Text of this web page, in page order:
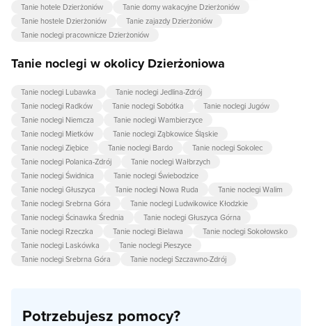
Tanie hotele Dzierżoniów
Tanie domy wakacyjne Dzierżoniów
Tanie hostele Dzierżoniów
Tanie zajazdy Dzierżoniów
Tanie noclegi pracownicze Dzierżoniów
Tanie noclegi w okolicy Dzierżoniowa
Tanie noclegi Lubawka
Tanie noclegi Jedlina-Zdrój
Tanie noclegi Radków
Tanie noclegi Sobótka
Tanie noclegi Jugów
Tanie noclegi Niemcza
Tanie noclegi Wambierzyce
Tanie noclegi Mietków
Tanie noclegi Ząbkowice Śląskie
Tanie noclegi Ziębice
Tanie noclegi Bardo
Tanie noclegi Sokolec
Tanie noclegi Polanica-Zdrój
Tanie noclegi Wałbrzych
Tanie noclegi Świdnica
Tanie noclegi Świebodzice
Tanie noclegi Głuszyca
Tanie noclegi Nowa Ruda
Tanie noclegi Walim
Tanie noclegi Srebrna Góra
Tanie noclegi Ludwikowice Kłodzkie
Tanie noclegi Ścinawka Średnia
Tanie noclegi Głuszyca Górna
Tanie noclegi Rzeczka
Tanie noclegi Bielawa
Tanie noclegi Sokołowsko
Tanie noclegi Laskówka
Tanie noclegi Pieszyce
Tanie noclegi Srebrna Góra
Tanie noclegi Szczawno-Zdrój
Potrzebujesz pomocy?